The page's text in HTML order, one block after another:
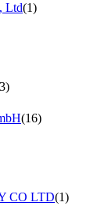
Ltd(1)
(16)
CO LTD(1)